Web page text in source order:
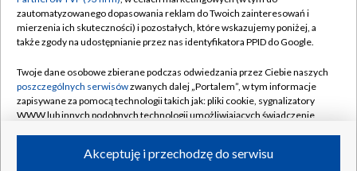
Centrum informacji TVP
Naziemna Telewizja Cyfrowa
Rada Programowa
System NOS
Informacje o nadawcy
Program dla prasy
Moje zgody
Pomoc
Kontakt
Kanały
zautomatyzowanego dopasowania reklam do Twoich zainteresowań i
mierzenia ich skuteczności) i pozostałych, które wskazujemy poniżej, a
także zgody na udostępnianie przez nas identyfikatora PPID do Google.
Twoje dane osobowe zbierane podczas odwiedzania przez Ciebie naszych
poszczególnych serwisówzwanych dalej „Portalem”, w tym informacje
zapisywane za pomocą technologii takich jak: pliki cookie, sygnalizatory
WWW lub innych podobnych technologii umożliwiających świadczenie
ruchu w Internecie.Akceptuję i przechodzę do serwisu